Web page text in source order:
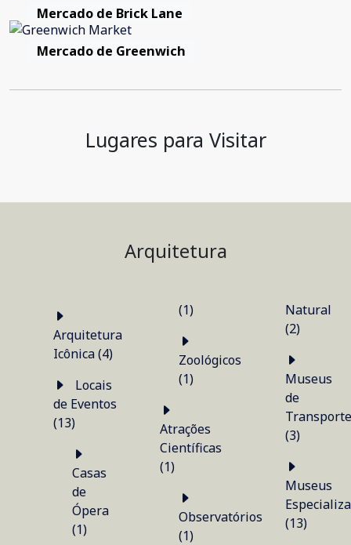
Mercado de Brick Lane
Mercado de Greenwich
Lugares para Visitar
Arquitetura
Arquitetura
Icônica (4)
de Eventos
(13)
Casas
de
Ópera
(1)
(1)
Zoológicos
(1)
Atrações
Científicas
(1)
Observatórios
(1)
Natural
(2)
Museus
de
Transporte
(3)
Museus
(13)